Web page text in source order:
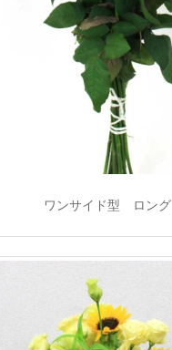
ワンサイド型 ロング